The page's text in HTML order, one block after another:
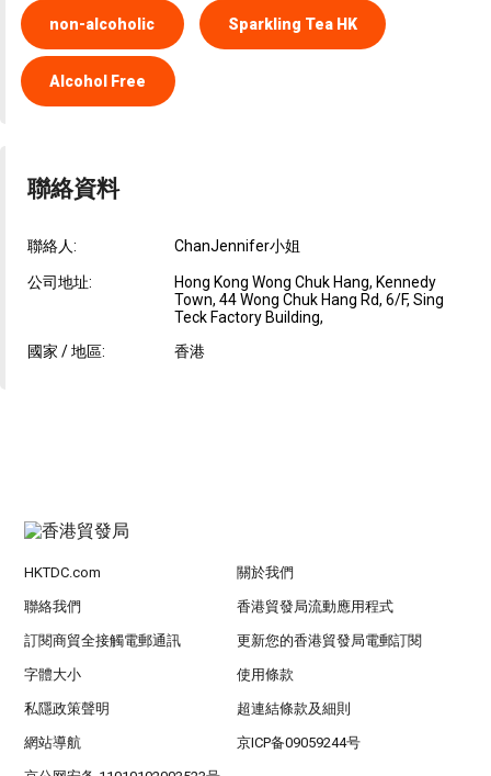
non-alcoholic Sparkling Tea HK
Alcohol Free
聯絡資料
聯絡人: ChanJennifer小姐
公司地址:
Hong Kong Wong Chuk Hang, Kennedy
Town, 44 Wong Chuk Hang Rd, 6/F, Sing
Teck Factory Building,
國家 / 地區:
香港
HKTDC.com 關於我們
聯絡我們 香港貿發局流動應用程式
訂閱商貿全接觸電郵通訊 更新您的香港貿發局電郵訂閱
字體大小 使用條款
私隱政策聲明 超連結條款及細則
網站導航 京ICP备09059244号